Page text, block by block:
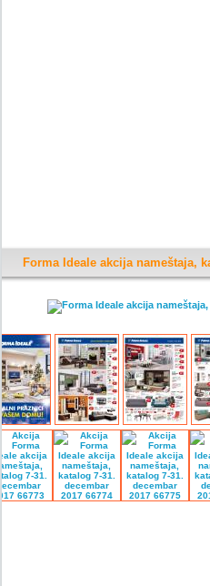
Forma Ideale akcija nameštaja,